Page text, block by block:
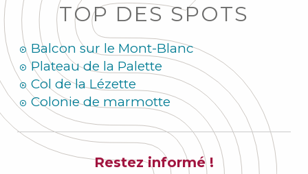
TOP DES SPOTS
Balcon sur le Mont-Blanc
Plateau de la Palette
Col de la Lézette
Colonie de marmotte
Restez informé !